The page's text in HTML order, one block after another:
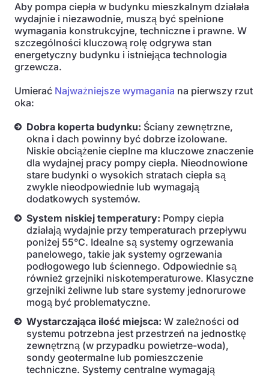
Aby pompa ciepła w budynku mieszkalnym działała
wydajnie i niezawodnie, muszą być spełnione
wymagania konstrukcyjne, techniczne i prawne. W
szczególności kluczową rolę odgrywa stan
energetyczny budynku i istniejąca technologia
grzewcza.
Umierać Najważniejsze wymagania na pierwszy rzut
oka:
Dobra koperta budynku: Ściany zewnętrzne,
okna i dach powinny być dobrze izolowane.
Niskie obciążenie cieplne ma kluczowe znaczenie
dla wydajnej pracy pompy ciepła. Nieodnowione
stare budynki o wysokich stratach ciepła są
zwykle nieodpowiednie lub wymagają
dodatkowych systemów.
System niskiej temperatury: Pompy ciepła
działają wydajnie przy temperaturach przepływu
poniżej 55°C. Idealne są systemy ogrzewania
panelowego, takie jak systemy ogrzewania
podłogowego lub ściennego. Odpowiednie są
również grzejniki niskotemperaturowe. Klasyczne
grzejniki żeliwne lub stare systemy jednorurowe
mogą być problematyczne.
Wystarczająca ilość miejsca: W zależności od
systemu potrzebna jest przestrzeń na jednostkę
zewnętrzną (w przypadku powietrze-woda),
sondy geotermalne lub pomieszczenie
techniczne. Systemy centralne wymagają